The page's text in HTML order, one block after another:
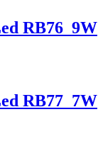
RB76_9W
RB77_7W